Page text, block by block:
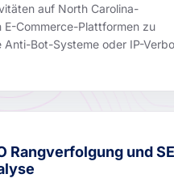
auf North Carolina-
E-Commerce-Plattformen zu
Anti-Bot-Systeme oder IP-
Rangverfolgung und